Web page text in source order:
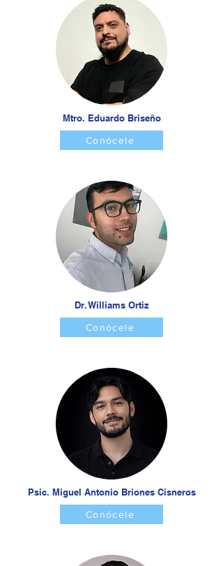
Mtro. Eduardo Briseño
Conócele
Dr. Williams Ortiz
Conócele
Psic. Miguel Antonio Briones Cisneros
Conócele